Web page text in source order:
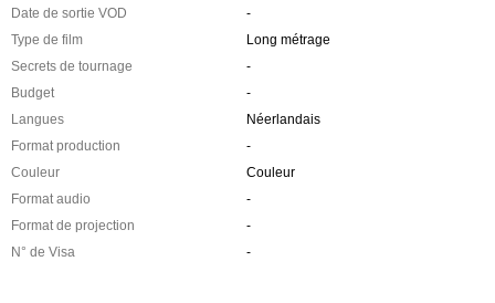
Date de sortie VOD
-
Type de film
Long métrage
Secrets de tournage
-
Budget
-
Langues
Néerlandais
Format production
-
Couleur
Couleur
Format audio
-
Format de projection
-
N° de Visa
-